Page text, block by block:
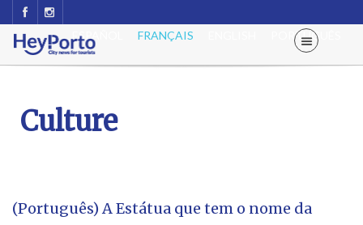
PORTUGUÊS
FRANÇAIS
ESPAÑOL
Culture
(Português) A Estátua que tem o nome da